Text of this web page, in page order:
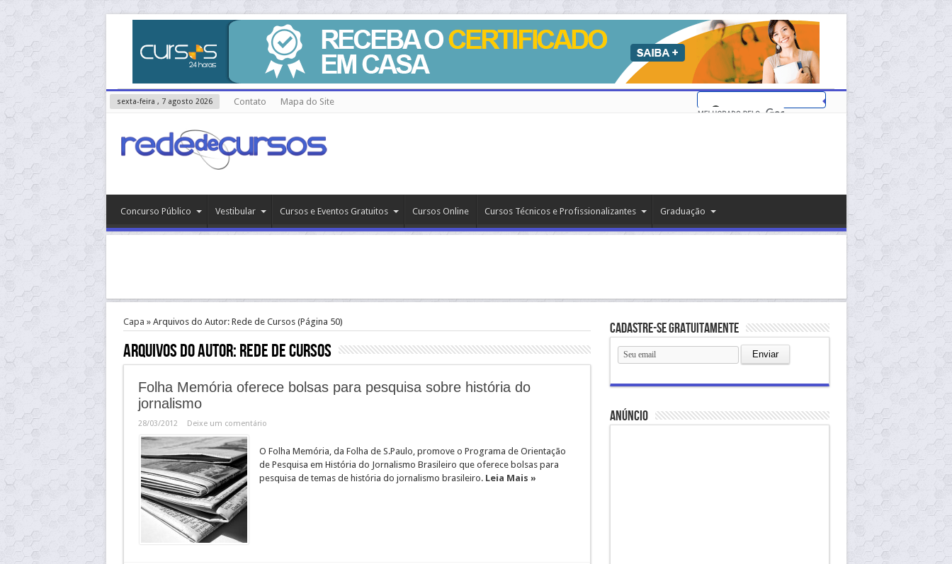
sexta-feira , 7 agosto 2026 Contato Mapa do Site
Concurso Público Vestibular Cursos e Eventos Gratuitos Cursos Online Cursos Técnicos e Profissionalizantes Graduação
Capa » Arquivos do Autor: Rede de Cursos(Página 50)
Arquivos do Autor: Rede de Cursos
Folha Memória oferece bolsas para pesquisa sobre história do
jornalismo
28/03/2012 Deixe um comentário
O Folha Memória, da Folha de S.Paulo, promove o Programa de Orientação
de Pesquisa em História do Jornalismo Brasileiro que oferece bolsas para
pesquisa de temas de história do jornalismo brasileiro. Leia Mais »
Cadastre-se gratuitamente
anúncio